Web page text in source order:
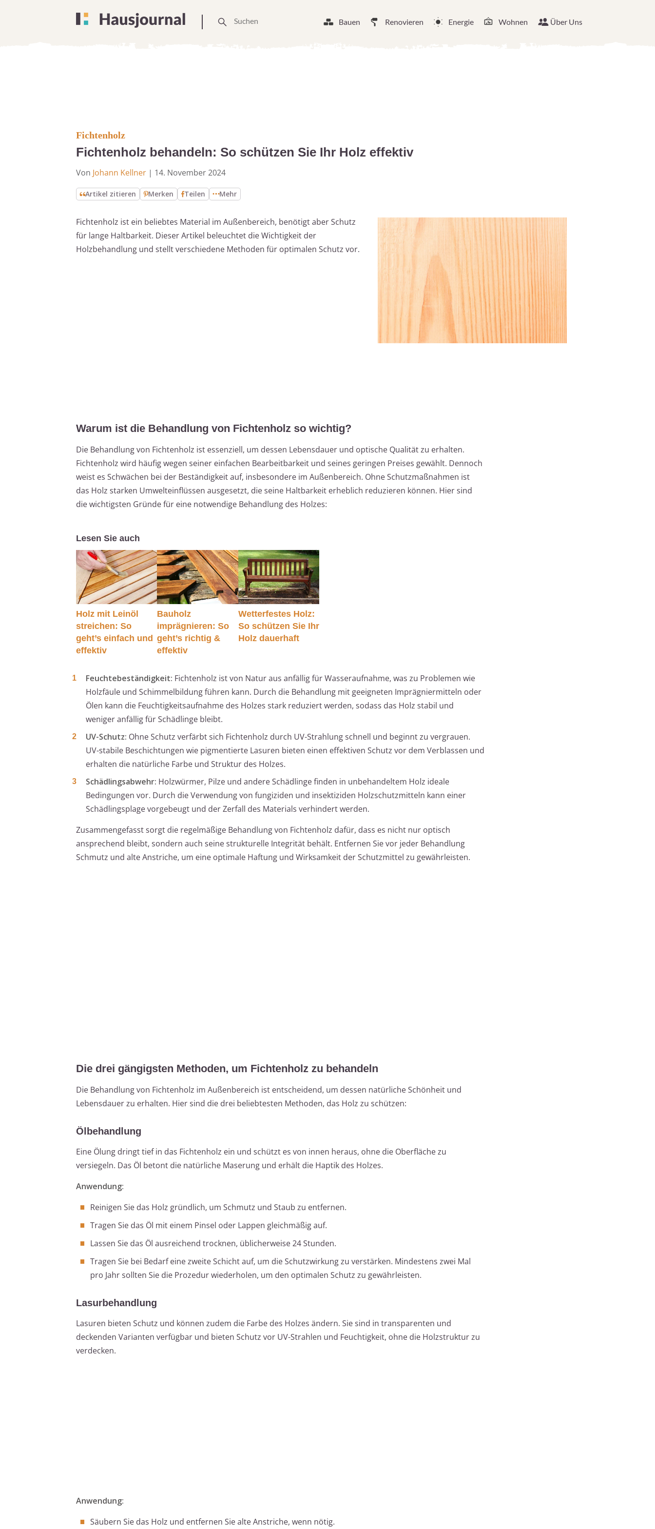
Bauen Renovieren Energie Wohnen Über Uns
Fichtenholz
Fichtenholz behandeln: So schützen Sie Ihr Holz effektiv
Von Johann Kellner | 14. November 2024
Artikel zitieren Merken Teilen Mehr
Fichtenholz ist ein beliebtes Material im Außenbereich, benötigt aber Schutz
für lange Haltbarkeit. Dieser Artikel beleuchtet die Wichtigkeit der
Holzbehandlung und stellt verschiedene Methoden für optimalen Schutz vor.
Warum ist die Behandlung von Fichtenholz so wichtig?
Die Behandlung von Fichtenholz ist essenziell, um dessen Lebensdauer und optische Qualität zu erhalten.
Fichtenholz wird häufig wegen seiner einfachen Bearbeitbarkeit und seines geringen Preises gewählt. Dennoch
weist es Schwächen bei der Beständigkeit auf, insbesondere im Außenbereich. Ohne Schutzmaßnahmen ist
das Holz starken Umwelteinflüssen ausgesetzt, die seine Haltbarkeit erheblich reduzieren können. Hier sind
die wichtigsten Gründe für eine notwendige Behandlung des Holzes:
Lesen Sie auch
Holz mit Leinöl
streichen: So
geht’s einfach und
effektiv
Bauholz
imprägnieren: So
geht’s richtig &
effektiv
Wetterfestes Holz:
So schützen Sie Ihr
Holz dauerhaft
Feuchtebeständigkeit: Fichtenholz ist von Natur aus anfällig für Wasseraufnahme, was zu Problemen wie
Holzfäule und Schimmelbildung führen kann. Durch die Behandlung mit geeigneten Imprägniermitteln oder
Ölen kann die Feuchtigkeitsaufnahme des Holzes stark reduziert werden, sodass das Holz stabil und
weniger anfällig für Schädlinge bleibt.
UV-Schutz: Ohne Schutz verfärbt sich Fichtenholz durch UV-Strahlung schnell und beginnt zu vergrauen.
UV-stabile Beschichtungen wie pigmentierte Lasuren bieten einen effektiven Schutz vor dem Verblassen und
erhalten die natürliche Farbe und Struktur des Holzes.
Schädlingsabwehr: Holzwürmer, Pilze und andere Schädlinge finden in unbehandeltem Holz ideale
Bedingungen vor. Durch die Verwendung von fungiziden und insektiziden Holzschutzmitteln kann einer
Schädlingsplage vorgebeugt und der Zerfall des Materials verhindert werden.
Zusammengefasst sorgt die regelmäßige Behandlung von Fichtenholz dafür, dass es nicht nur optisch
ansprechend bleibt, sondern auch seine strukturelle Integrität behält. Entfernen Sie vor jeder Behandlung
Schmutz und alte Anstriche, um eine optimale Haftung und Wirksamkeit der Schutzmittel zu gewährleisten.
Die drei gängigsten Methoden, um Fichtenholz zu behandeln
Die Behandlung von Fichtenholz im Außenbereich ist entscheidend, um dessen natürliche Schönheit und
Lebensdauer zu erhalten. Hier sind die drei beliebtesten Methoden, das Holz zu schützen:
Ölbehandlung
Eine Ölung dringt tief in das Fichtenholz ein und schützt es von innen heraus, ohne die Oberfläche zu
versiegeln. Das Öl betont die natürliche Maserung und erhält die Haptik des Holzes.
Anwendung:
Reinigen Sie das Holz gründlich, um Schmutz und Staub zu entfernen.
Tragen Sie das Öl mit einem Pinsel oder Lappen gleichmäßig auf.
Lassen Sie das Öl ausreichend trocknen, üblicherweise 24 Stunden.
Tragen Sie bei Bedarf eine zweite Schicht auf, um die Schutzwirkung zu verstärken. Mindestens zwei Mal
pro Jahr sollten Sie die Prozedur wiederholen, um den optimalen Schutz zu gewährleisten.
Lasurbehandlung
Lasuren bieten Schutz und können zudem die Farbe des Holzes ändern. Sie sind in transparenten und
deckenden Varianten verfügbar und bieten Schutz vor UV-Strahlen und Feuchtigkeit, ohne die Holzstruktur zu
verdecken.
Anwendung:
Säubern Sie das Holz und entfernen Sie alte Anstriche, wenn nötig.